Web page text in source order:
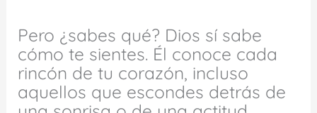
Pero ¿sabes qué? Dios sí sabe
cómo te sientes. Él conoce cada
rincón de tu corazón, incluso
aquellos que escondes detrás de